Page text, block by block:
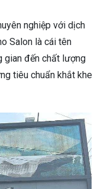
nghiệp với dịch
Salon là cái tên
gian đến chất lượng
tiêu chuẩn khắt khe